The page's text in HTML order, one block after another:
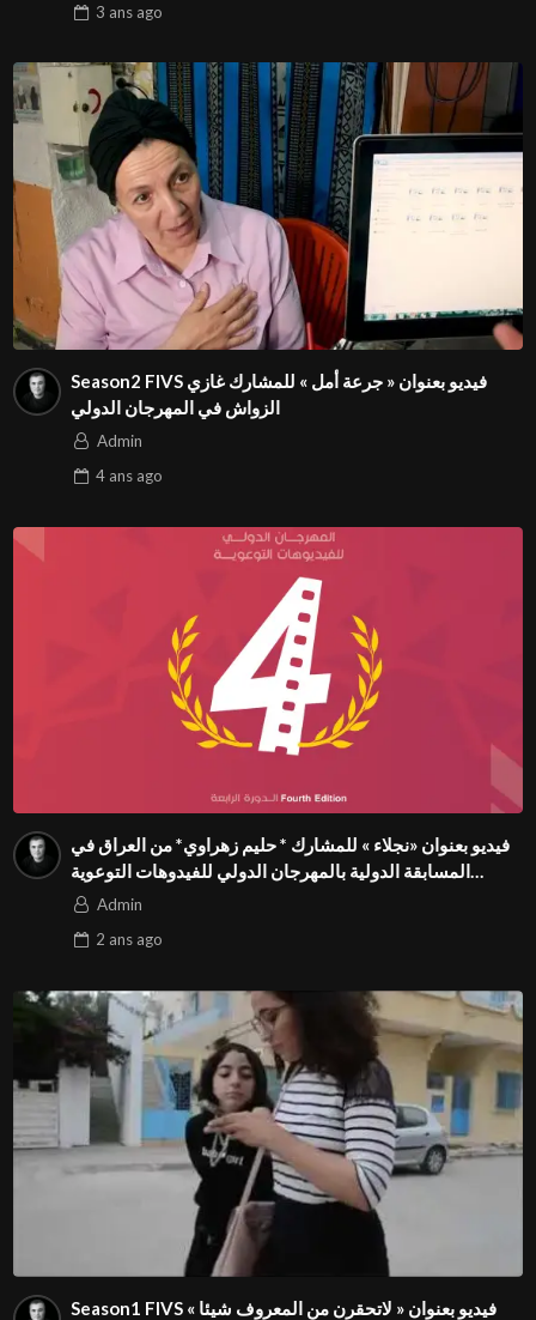
3 ansago
Season2 FIVS فيديو بعنوان « جرعة أمل » للمشارك غازي
الزواش في المهرجان الدولي
Admin
4 ansago
فيديو بعنوان «نجلاء » للمشارك * حليم زهراوي* من العراق في
المسابقة الدولية بالمهرجان الدولي للفيدوهات التوعوية
Season 4 FIVS
Admin
2 ansago
Season1 FIVS فيديو بعنوان « لاتحقرن من المعروف شيئا »